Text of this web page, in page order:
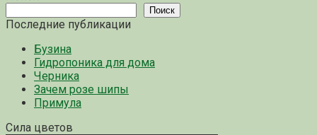
Поиск
Последние публикации
Бузина
Гидропоника для дома
Черника
Зачем розе шипы
Примула
Сила цветов